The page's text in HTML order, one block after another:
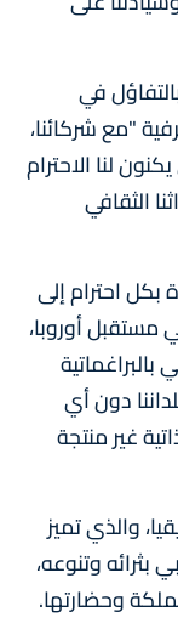
في
"مع شركائنا،
لنا الاحترام
الثقافي
بكل احترام إلى
مستقبل أوروبا،
دون أي
غير منتجة
والذي تميز
بثرائه وتنوعه،
وحضارتها.